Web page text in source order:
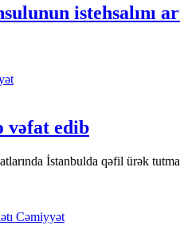
istehsalını
vəfat edib
İstanbulda qəfil ürək
Cəmiyyət